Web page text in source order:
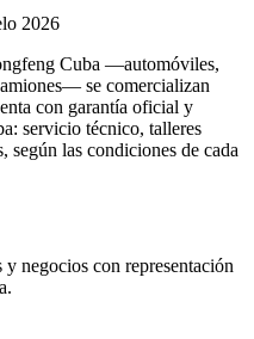
2026
Cuba —automóviles,
se comercializan
con garantía oficial y
servicio técnico, talleres
según las condiciones de cada
negocios con representación